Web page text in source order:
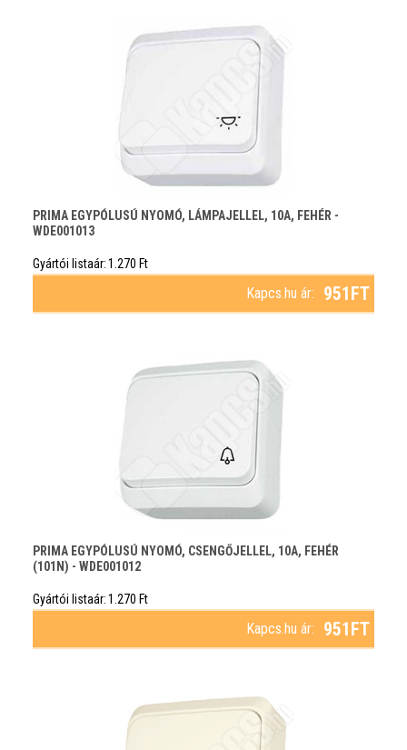
PRIMA EGYPÓLUSÚ NYOMÓ, LÁMPAJELLEL, 10A, FEHÉR -
WDE001013
Gyártói listaár: 1.270 Ft
Kapcs.hu ár: 951FT
PRIMA EGYPÓLUSÚ NYOMÓ, CSENGŐJELLEL, 10A, FEHÉR
(101N) - WDE001012
Gyártói listaár: 1.270 Ft
Kapcs.hu ár: 951FT